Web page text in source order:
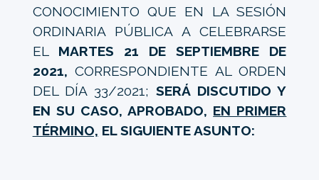
CONOCIMIENTO QUE EN LA SESIÓN
ORDINARIA PÚBLICA A CELEBRARSE
EL MARTES 21 DE SEPTIEMBRE DE
2021, CORRESPONDIENTE AL ORDEN
DEL DÍA 33/2021; SERÁ DISCUTIDO Y
EN SU CASO, APROBADO, EN PRIMER
TÉRMINO, EL SIGUIENTE ASUNTO: